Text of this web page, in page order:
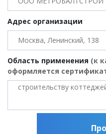
Адрес организации
Область применения (к
оформляется